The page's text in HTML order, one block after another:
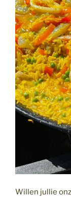
Willen jullie